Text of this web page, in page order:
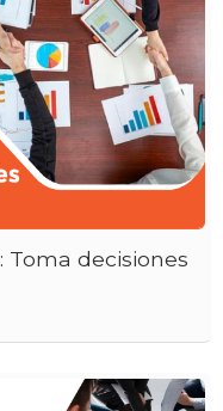
Toma decisiones